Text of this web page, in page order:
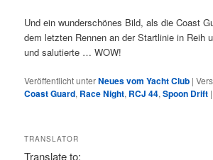
Und ein wunderschönes Bild, als die Coast
dem letzten Rennen an der Startlinie in Reih
und salutierte … WOW!
Veröffentlicht unterNeues vom Yacht Club |
Coast Guard, Race Night, RCJ 44,Spoon Drift
TRANSLATOR
Translate to: